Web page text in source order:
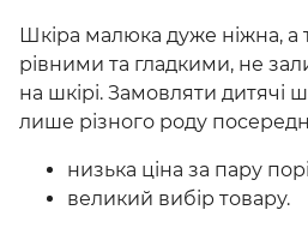
Шкіра малюка дуже ніжна,
рівними та гладкими, не
на шкірі. Замовляти дитячі
лише різного роду
низька ціна за пару
великий вибір товару.